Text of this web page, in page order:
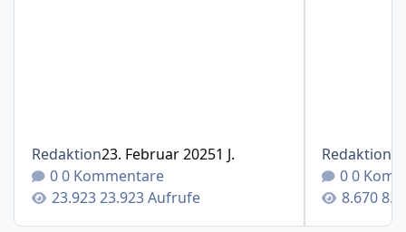
Redaktion23. Februar 20251 J.
0 Kommentare
23.923 Aufrufe
Redaktion
0